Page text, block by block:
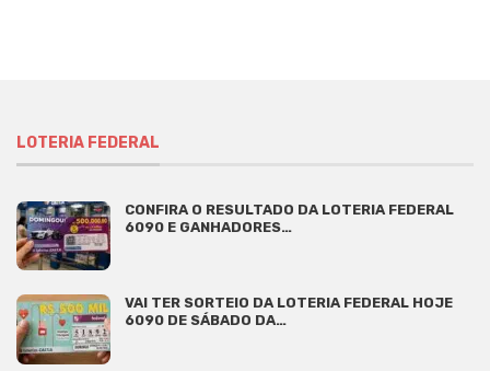
LOTERIA FEDERAL
CONFIRA O RESULTADO DA LOTERIA FEDERAL
6090 E GANHADORES…
VAI TER SORTEIO DA LOTERIA FEDERAL HOJE
6090 DE SÁBADO DA…